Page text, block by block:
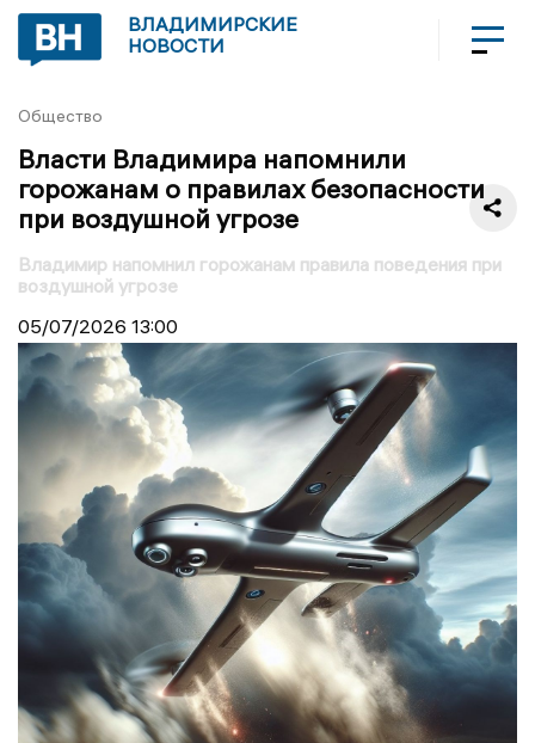
ВЛАДИМИРСКИЕ
НОВОСТИ
Общество
Власти Владимира напомнили
горожанам о правилах безопасности
при воздушной угрозе
Владимир напомнил горожанам правила поведения при
воздушной угрозе
05/07/2026 13:00